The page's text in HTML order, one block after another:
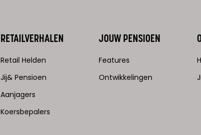
RETAILVERHALEN
Retail Helden
Jij& Pensioen
Aanjagers
Koersbepalers
JOUW PENSIOEN
Features
Ontwikkelingen